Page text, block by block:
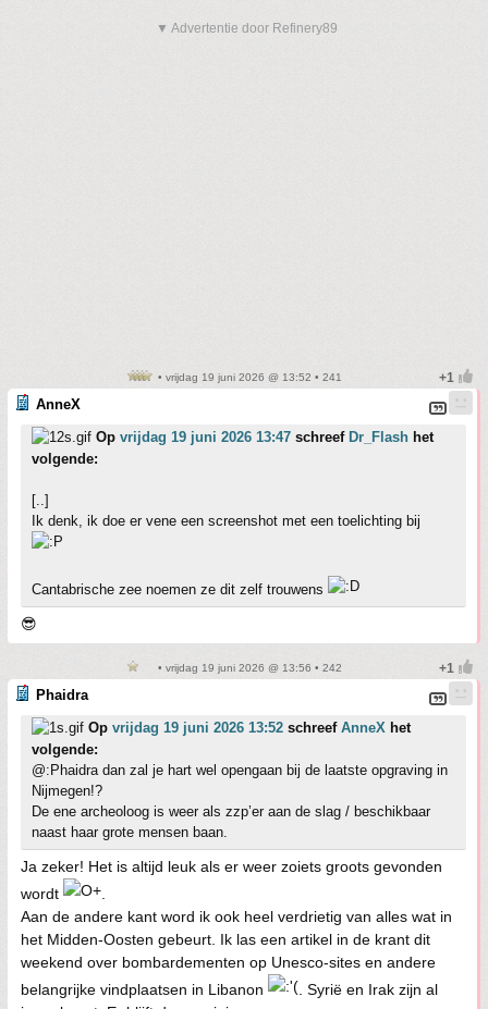
▼ Advertentie door Refinery89
• vrijdag 19 juni 2026 @ 13:52 • 241
AnneX
Op vrijdag 19 juni 2026 13:47 schreef Dr_Flash het
volgende:
[..]
Ik denk, ik doe er vene een screenshot met een toelichting bij
Cantabrische zee noemen ze dit zelf trouwens
😎
• vrijdag 19 juni 2026 @ 13:56 • 242
Phaidra
Op vrijdag 19 juni 2026 13:52 schreef AnneX het
volgende:
@:Phaidra dan zal je hart wel opengaan bij de laatste opgraving in
Nijmegen!?
De ene archeoloog is weer als zzp’er aan de slag / beschikbaar
naast haar grote mensen baan.
Ja zeker! Het is altijd leuk als er weer zoiets groots gevonden
wordt
Aan de andere kant word ik ook heel verdrietig van alles wat in
het Midden-Oosten gebeurt. Ik las een artikel in de krant dit
weekend over bombardementen op Unesco-sites en andere
belangrijke vindplaatsen in Libanon
. Syrië en Irak zijn al